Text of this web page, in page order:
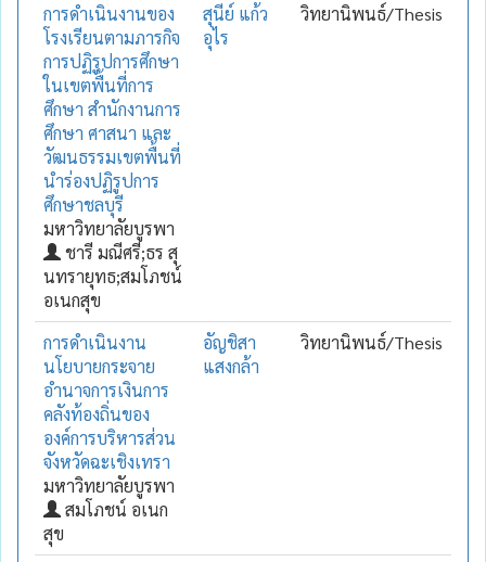
การดำเนินงานของ
โรงเรียนตามภารกิจ
การปฏิรูปการศึกษา
ในเขตพื้นที่การ
ศึกษา สำนักงานการ
ศึกษา ศาสนา และ
วัฒนธรรมเขตพื้นที่
นำร่องปฏิรูปการ
ศึกษาชลบุรี
มหาวิทยาลัยบูรพา
ชารี มณีศรี;ธร สุ
นทรายุทธ;สมโภชน์
อเนกสุข
สุนีย์ แก้ว
อุไร
วิทยานิพนธ์/Thesis
การดำเนินงาน
นโยบายกระจาย
อำนาจการเงินการ
คลังท้องถิ่นของ
องค์การบริหารส่วน
จังหวัดฉะเชิงเทรา
มหาวิทยาลัยบูรพา
สมโภชน์ อเนก
สุข
อัญชิสา
แสงกล้า
วิทยานิพนธ์/Thesis